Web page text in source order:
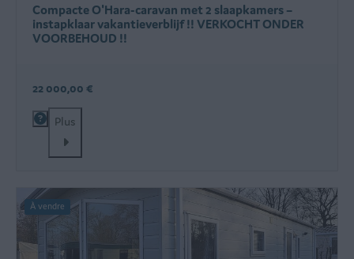
Compacte O'Hara-caravan met 2 slaapkamers –
instapklaar vakantieverblijf !! VERKOCHT ONDER
VOORBEHOUD !!
22 000,00 €
Plus
À vendre